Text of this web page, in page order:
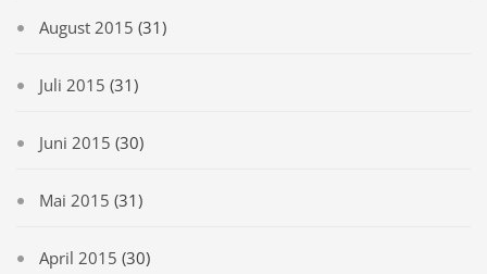
August 2015 (31)
Juli 2015 (31)
Juni 2015 (30)
Mai 2015 (31)
April 2015 (30)